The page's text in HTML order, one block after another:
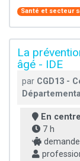
Santé et secteur
La
âgé - IDE
par CGD13 -
En centre
7 h